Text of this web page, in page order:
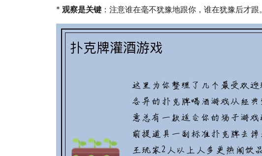
* 观察是关键 ：注意谁在毫不犹豫地跟你，谁在犹豫后才跟。